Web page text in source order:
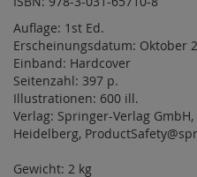
Auflage: 1st Ed.
Erscheinungsdatum: Oktober
Einband: Hardcover
Seitenzahl: 397 p.
Illustrationen: 600 ill.
Verlag: Springer-Verlag
Heidelberg,
Gewicht: 2 kg